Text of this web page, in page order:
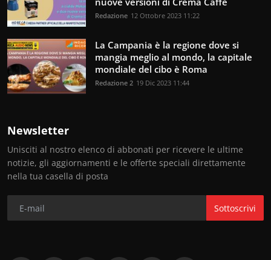
Redazione 12 Ottobre 2023 11:22
La Campania è la regione dove si
mangia meglio al mondo, la capitale
mondiale del cibo è Roma
Redazione 2 19 Dic 2023 11:44
Newsletter
Unisciti al nostro elenco di abbonati per ricevere le ultime
notizie, gli aggiornamenti e le offerte speciali direttamente
nella tua casella di posta
Sottoscrivi